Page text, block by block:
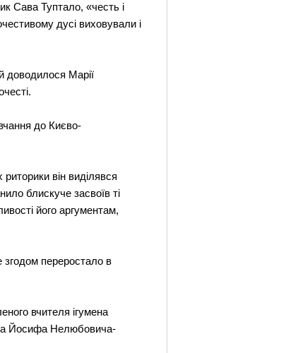
Сава Туптало, «честь і
дусі виховували і
доводилося Марії
до Києво-
він виділявся
блискуче засвоїв ті
його аргументам,
згодом переростало в
вчителя ігумена
Йосифа Нелюбовича-